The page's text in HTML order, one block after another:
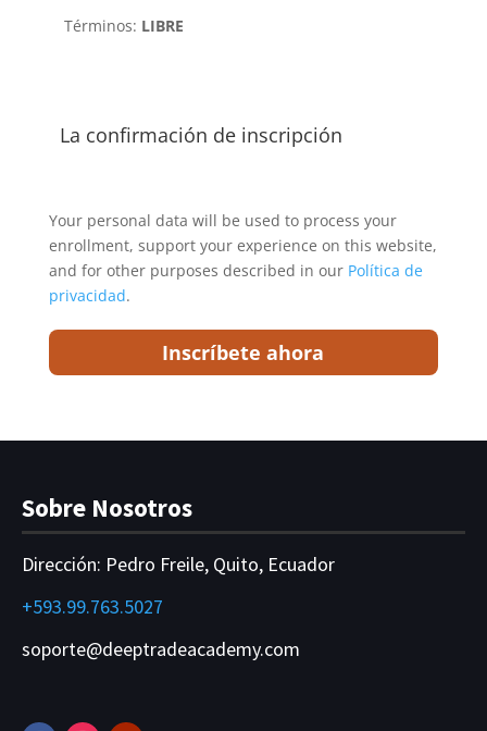
Términos: LIBRE
La confirmación de inscripción
Your personal data will be used to process your
enrollment, support your experience on this website,
and for other purposes described in our Política de
privacidad.
Inscríbete ahora
Sobre Nosotros
Dirección: Pedro Freile, Quito, Ecuador
+593.99.763.5027
soporte@deeptradeacademy.com